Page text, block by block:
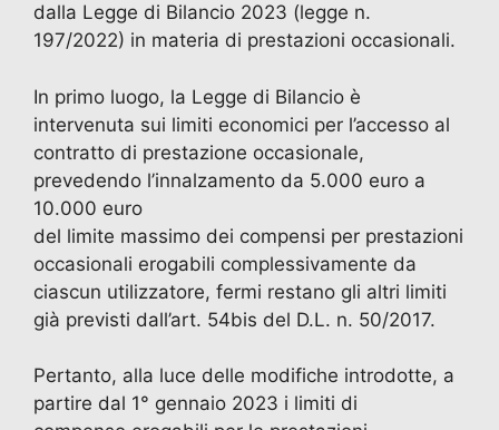
dalla Legge di Bilancio 2023 (legge n.
197/2022) in materia di prestazioni occasionali.
In primo luogo, la Legge di Bilancio è
intervenuta sui limiti economici per l’accesso al
contratto di prestazione occasionale,
prevedendo l’innalzamento da 5.000 euro a
10.000 euro
del limite massimo dei compensi per prestazioni
occasionali erogabili complessivamente da
ciascun utilizzatore, fermi restano gli altri limiti
già previsti dall’art. 54bis del D.L. n. 50/2017.
Pertanto, alla luce delle modifiche introdotte, a
partire dal 1° gennaio 2023 i limiti di